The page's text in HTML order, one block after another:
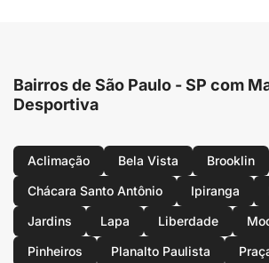
Bairros de São Paulo - SP com
Desportiva
Aclimação Bela Vista Brooklin
Chácara Santo Antônio
Ipiranga
Jardins
Lapa Liberdade
Pinheiros
Planalto Paulista